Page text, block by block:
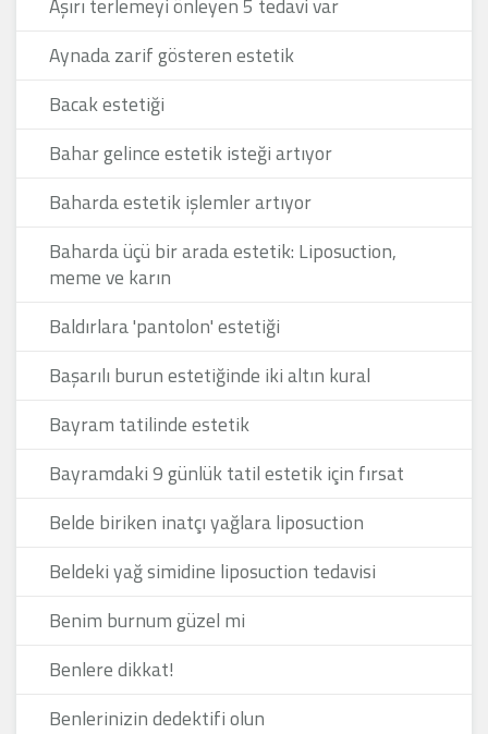
Aşırı terlemeyi önleyen 5 tedavi var
Aynada zarif gösteren estetik
Bacak estetiği
Bahar gelince estetik isteği artıyor
Baharda estetik işlemler artıyor
Baharda üçü bir arada estetik: Liposuction,
meme ve karın
Baldırlara 'pantolon' estetiği
Başarılı burun estetiğinde iki altın kural
Bayram tatilinde estetik
Bayramdaki 9 günlük tatil estetik için fırsat
Belde biriken inatçı yağlara liposuction
Beldeki yağ simidine liposuction tedavisi
Benim burnum güzel mi
Benlere dikkat!
Benlerinizin dedektifi olun